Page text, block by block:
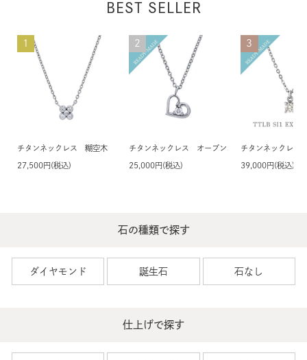
BEST SELLER
1
チタンネックレス 糊空木 ラボグロウンダイヤモンド
27,500円(税込)
2
チタンネックレス オープンハート 天然ダイヤ
25,000円(税込)
3
チタンネックレ
39,000円(税込)
石の種類で探す
ダイヤモンド 誕生石 石なし
仕上げで探す